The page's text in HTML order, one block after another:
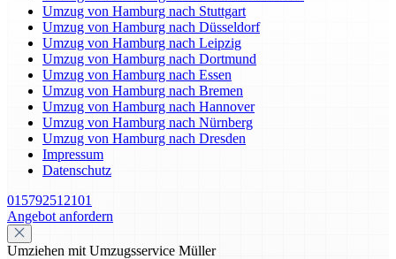
Umzug von Hamburg nach Stuttgart
Umzug von Hamburg nach Düsseldorf
Umzug von Hamburg nach Leipzig
Umzug von Hamburg nach Dortmund
Umzug von Hamburg nach Essen
Umzug von Hamburg nach Bremen
Umzug von Hamburg nach Hannover
Umzug von Hamburg nach Nürnberg
Umzug von Hamburg nach Dresden
Impressum
Datenschutz
015792512101
Angebot anfordern
Umziehen mit Umzugsservice Müller